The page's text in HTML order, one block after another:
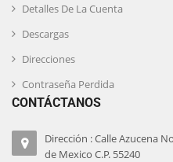
Detalles De La Cuenta
Descargas
Direcciones
Contraseña Perdida
CONTÁCTANOS
Dirección : Calle Azucena
de Mexico C.P. 55240